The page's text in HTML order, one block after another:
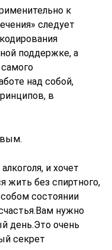
к
следует
поддержке, а
над собой,
в
и хочет
жить без спиртного,
состоянии
нужно
день.Это очень
секрет